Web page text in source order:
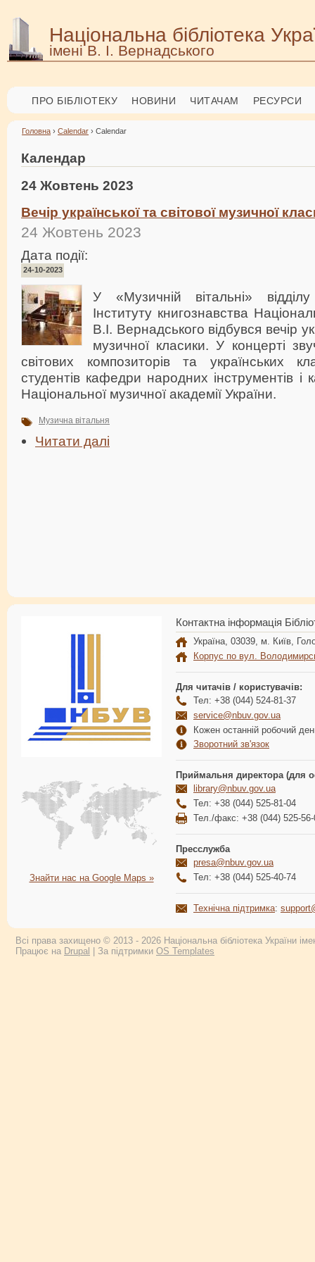
Національна бібліотека
імені В. І. Вернадського
ПРО БІБЛІОТЕКУ НОВИНИ ЧИТАЧАМ РЕСУРСИ
Головна › Calendar › Calendar
Календар
24 Жовтень 2023
Вечір української та світової музичної
24 Жовтень 2023
Дата події:
24-10-2023
У «Музичній вітальні»
Інституту книгознавства
В.І. Вернадського відбувся вечір
музичної класики. У концерті
світових композиторів та українських
студентів кафедри народних інструментів
Національної музичної академії України.
Музична вітальня
Читати далі
Знайти нас на Google Maps »
Контактна інформація
Україна, 03039, м. Київ,
Корпус по вул.
Для читачів / користувачів:
Тел: +38 (044) 524-81-37
service@nbuv.gov.ua
Кожен останній робочий
Зворотний зв'язок
Приймальня директора (для
library@nbuv.gov.ua
Тел: +38 (044) 525-81-04
Тел./факс: +38 (044) 525-56-
Пресслужба
presa@nbuv.gov.ua
Тел: +38 (044) 525-40-74
Технічна підтримка:
Всі права захищено © 2013 - 2026 Національна бібліотека України
Працює на Drupal | За підтримки OS Templates